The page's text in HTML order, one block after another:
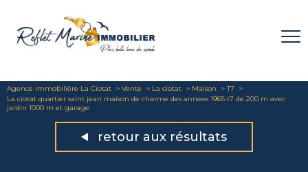
Agence immobilière La Ciotat Vente La ciotat Maison
T7
La ciotat quartier saint jean maison de charme des annees 1965 t7 de 200 m avec
jardin 1000 m et garage
retour aux résultats